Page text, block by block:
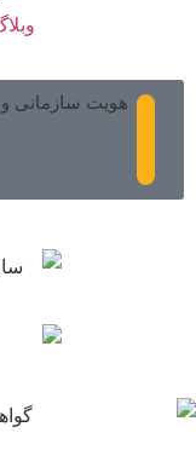
هویت سازمانی